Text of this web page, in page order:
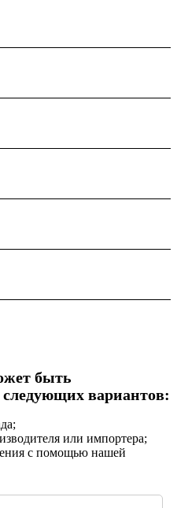
быть
вариантов:
или импортера;
с помощью нашей